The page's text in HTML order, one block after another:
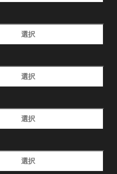
選択
選択
選択
選択